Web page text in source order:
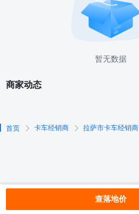
暂无数据
商家动态
首页 卡车经销商 拉萨市卡车经销商
查落地价